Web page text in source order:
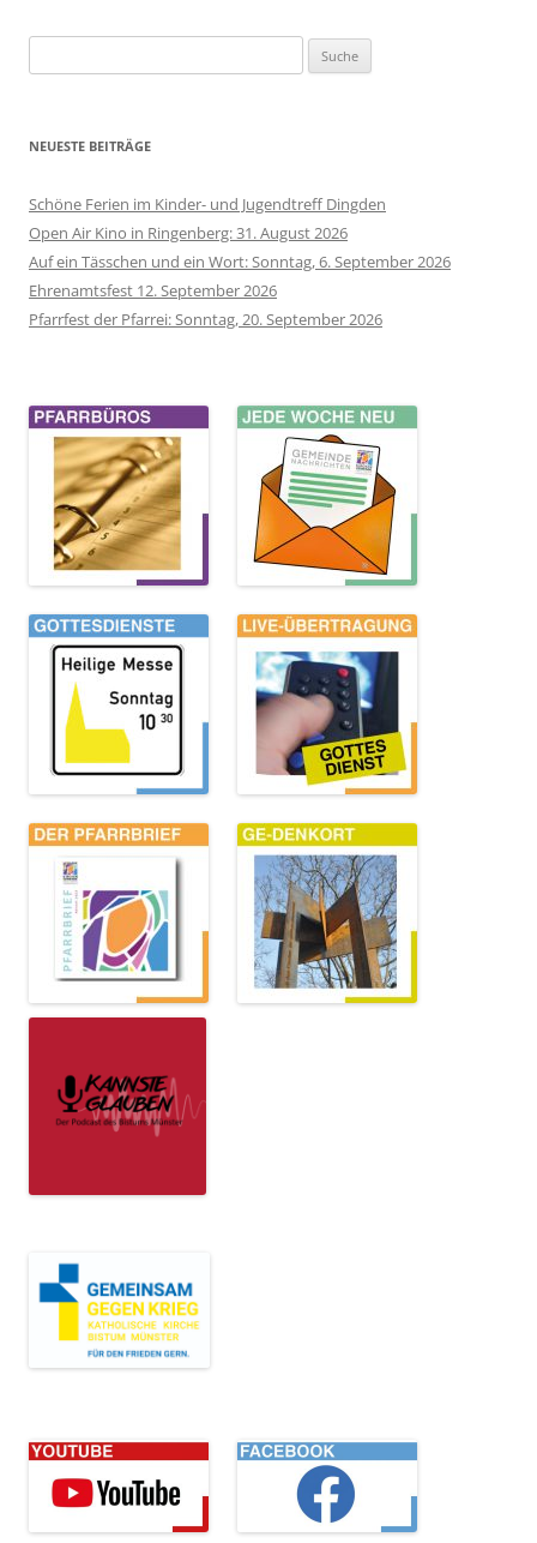
nach:
NEUESTE BEITRÄGE
Schöne Ferien im Kinder- und Jugendtreff Dingden
Open Air Kino in Ringenberg: 31. August 2026
Auf ein Tässchen und ein Wort: Sonntag, 6. September 2026
Ehrenamtsfest 12. September 2026
Pfarrfest der Pfarrei: Sonntag, 20. September 2026